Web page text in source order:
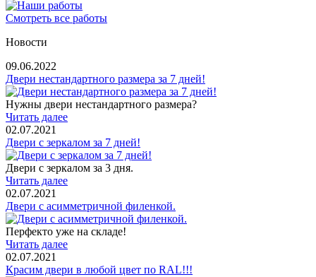
Смотреть все работы
Новости
09.06.2022
Двери нестандартного размера за 7 дней!
Нужны двери нестандартного размера?
Читать далее
02.07.2021
Двери с зеркалом за 7 дней!
Двери с зеркалом за 3 дня.
Читать далее
02.07.2021
Двери с асимметричной филенкой.
Перфекто уже на складе!
Читать далее
02.07.2021
Красим двери в любой цвет по RAL!!!